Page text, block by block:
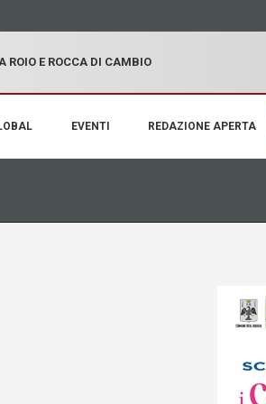
ROIO E ROCCA DI CAMBIO
EVENTI REDAZIONE APERTA